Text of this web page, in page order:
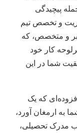
پیچیدگی
و تخصص تیم
و متخصص، که
کار خود
شما در این
که یک
به ارمغان آورد،
مدرک تحصیلی،